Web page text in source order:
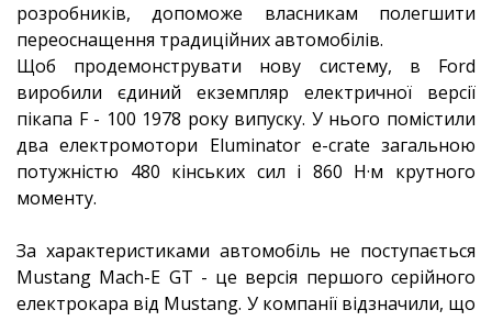
розробників, допоможе власникам полегшити
переоснащення традиційних автомобілів.
Щоб продемонструвати нову систему, в Ford
виробили єдиний екземпляр електричної версії
пікапа F - 100 1978 року випуску. У нього помістили
два електромотори Eluminator e-crate загальною
потужністю 480 кінських сил і 860 Н·м крутного
моменту.
За характеристиками автомобіль не поступається
Mustang Mach-E GT - це версія першого серійного
електрокара від Mustang. У компанії відзначили, що